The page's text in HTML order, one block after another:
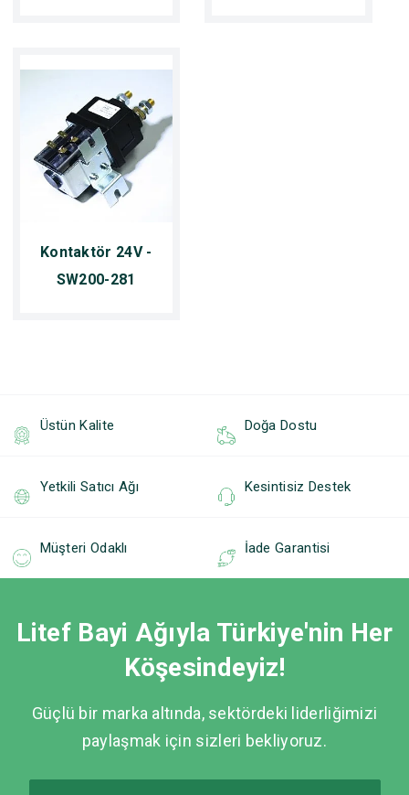
Kontaktör 24V -
SW200-281
Üstün Kalite Doğa Dostu
Yetkili Satıcı Ağı Kesintisiz Destek
Müşteri Odaklı İade Garantisi
Litef Bayi Ağıyla Türkiye'nin Her
Köşesindeyiz!
Güçlü bir marka altında, sektördeki liderliğimizi
paylaşmak için sizleri bekliyoruz.